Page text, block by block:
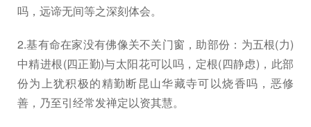
吗，远谛无间等之深刻体会。
2.基有命在家没有佛像关不关门窗，助部份：为五根(力)
中精进根(四正勤)与太阳花可以吗，定根(四静虑)，此部
份为上犹积极的精勤断昆山华藏寺可以烧香吗，恶修
善，乃至引经常发禅定以资其慧。